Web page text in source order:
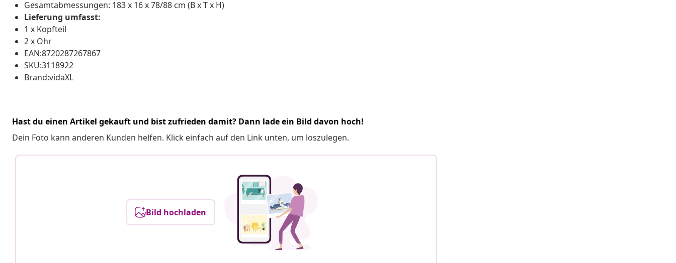
Gesamtabmessungen: 183 x 16 x 78/88 cm (B x T x H)
Lieferung umfasst:
1 x Kopfteil
2 x Ohr
EAN:8720287267867
SKU:3118922
Brand:vidaXL
Hast du einen Artikel gekauft und bist zufrieden damit? Dann lade ein Bild davon hoch!
Dein Foto kann anderen Kunden helfen. Klick einfach auf den Link unten, um loszulegen.
Bild hochladen